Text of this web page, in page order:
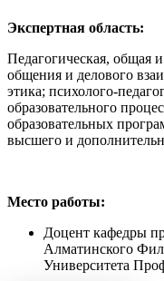
Экспертная область:
Педагогическая, общая
общения и делового
этика; психолого-
образовательного
образовательных
высшего и
Место работы:
Доцент кафедры
Алматинского
Университета